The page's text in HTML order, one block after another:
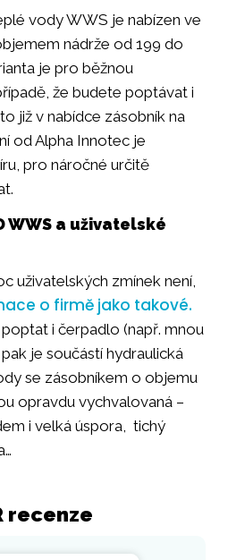
vody WWS je nabízen ve
nádrže od 199 do
je pro běžnou
že budete poptávat i
již v nabídce zásobník na
od Alpha Innotec je
pro náročné určitě
WWS a uživatelské
uživatelských zmínek není,
o firmě jako takové.
i čerpadlo (např. mnou
je součástí hydraulická
se zásobníkem o objemu
opravdu vychvalovaná –
i velká úspora, tichý
recenze